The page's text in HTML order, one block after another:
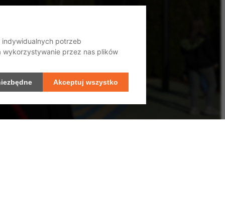
potrzeb
wykorzystywanie przez nas plików
Akceptuj wszystko